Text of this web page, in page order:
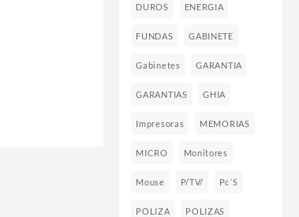
DUROS ENERGIA
FUNDAS GABINETE
Gabinetes GARANTIA
GARANTIAS GHIA
Impresoras MEMORIAS
MICRO Monitores
Mouse P/TV/ Pc´s
POLIZA POLIZAS